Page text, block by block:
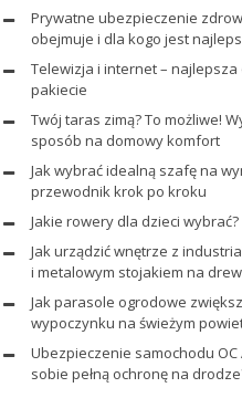
Prywatne ubezpieczenie
obejmuje i dla kogo jest
Telewizja i internet –
pakiecie
Twój taras zimą? To możliwe!
sposób na domowy komfort
Jak wybrać idealną szafę na
przewodnik krok po kroku
Jakie rowery dla dzieci wybrać?
Jak urządzić wnętrze z
i metalowym stojakiem na
Jak parasole ogrodowe
wypoczynku na świeżym
Ubezpieczenie samochodu OC
sobie pełną ochronę na